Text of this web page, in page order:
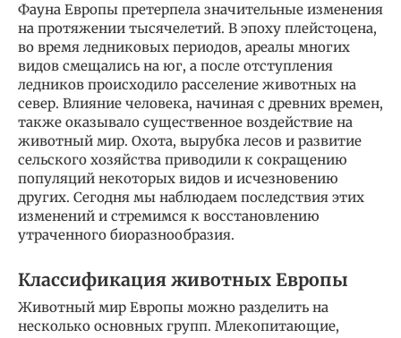
Фауна Европы претерпела значительные изменения
на протяжении тысячелетий. В эпоху плейстоцена,
во время ледниковых периодов, ареалы многих
видов смещались на юг, а после отступления
ледников происходило расселение животных на
север. Влияние человека, начиная с древних времен,
также оказывало существенное воздействие на
животный мир. Охота, вырубка лесов и развитие
сельского хозяйства приводили к сокращению
популяций некоторых видов и исчезновению
других. Сегодня мы наблюдаем последствия этих
изменений и стремимся к восстановлению
утраченного биоразнообразия.
Классификация животных Европы
Животный мир Европы можно разделить на
несколько основных групп. Млекопитающие,